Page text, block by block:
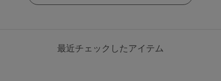
最近チェックしたアイテム